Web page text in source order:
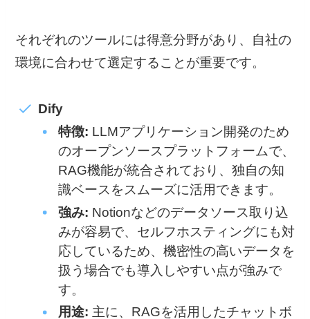
それぞれのツールには得意分野があり、自社の
環境に合わせて選定することが重要です。
Dify
特徴: LLMアプリケーション開発のため
のオープンソースプラットフォームで、
RAG機能が統合されており、独自の知
識ベースをスムーズに活用できます。
強み: Notionなどのデータソース取り込
みが容易で、セルフホスティングにも対
応しているため、機密性の高いデータを
扱う場合でも導入しやすい点が強みで
す。
用途: 主に、RAGを活用したチャットボ